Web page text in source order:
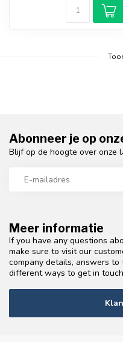
Meer informatie
If you have any questions
make sure to visit our
company details, answers
different ways to get in
Abonneer je op
Blijf op de hoogte over onze